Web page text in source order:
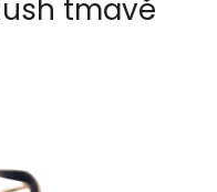
tmavě